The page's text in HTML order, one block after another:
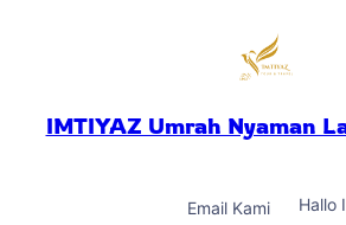
IMTIYAZ Umrah Nyaman
Email Kami Hallo